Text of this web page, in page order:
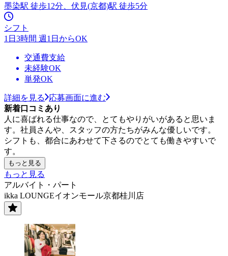
墨染駅 徒歩12分、伏見(京都)駅 徒歩5分
シフト
1日3時間 週1日からOK
交通費支給
未経験OK
単発OK
詳細を見る
応募画面に進む
新着口コミあり
人に喜ばれる仕事なので、とてもやりがいがあると思いま
す。社員さんや、スタッフの方たちがみんな優しいです。
シフトも、都合にあわせて下さるのでとても働きやすいで
す。
もっと見る
もっと見る
アルバイト・パート
ikka LOUNGEイオンモール京都桂川店